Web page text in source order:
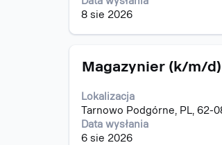
8 sie 2026
wyświetlić
treść
oferty
Tytuł
Magazynier (k/m/d)
Lokalizacja
Tarnowo Podgórne, PL, 62-
Data wysłania
6 sie 2026
Zaznacz
pomocą
spacji,
aby
wyświetlić